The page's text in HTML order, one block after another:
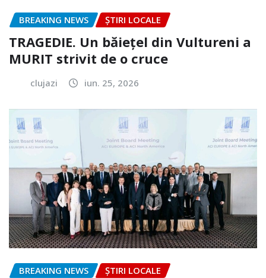
BREAKING NEWS ȘTIRI LOCALE
TRAGEDIE. Un băiețel din Vultureni a
MURIT strivit de o cruce
clujazi iun. 25, 2026
BREAKING NEWS ȘTIRI LOCALE